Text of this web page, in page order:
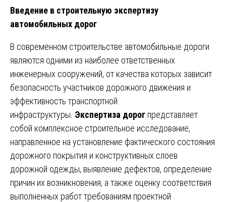
Введение в строительную экспертизу
автомобильных дорог
В современном строительстве автомобильные дороги
являются одними из наиболее ответственных
инженерных сооружений, от качества которых зависит
безопасность участников дорожного движения и
эффективность транспортной
инфраструктуры. Экспертиза дорог представляет
собой комплексное строительное исследование,
направленное на установление фактического состояния
дорожного покрытия и конструктивных слоев
дорожной одежды, выявление дефектов, определение
причин их возникновения, а также оценку соответствия
выполненных работ требованиям проектной